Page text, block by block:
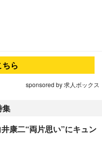
ら
sponsored by 求人ボックス
集
康二“両片思い”にキュン